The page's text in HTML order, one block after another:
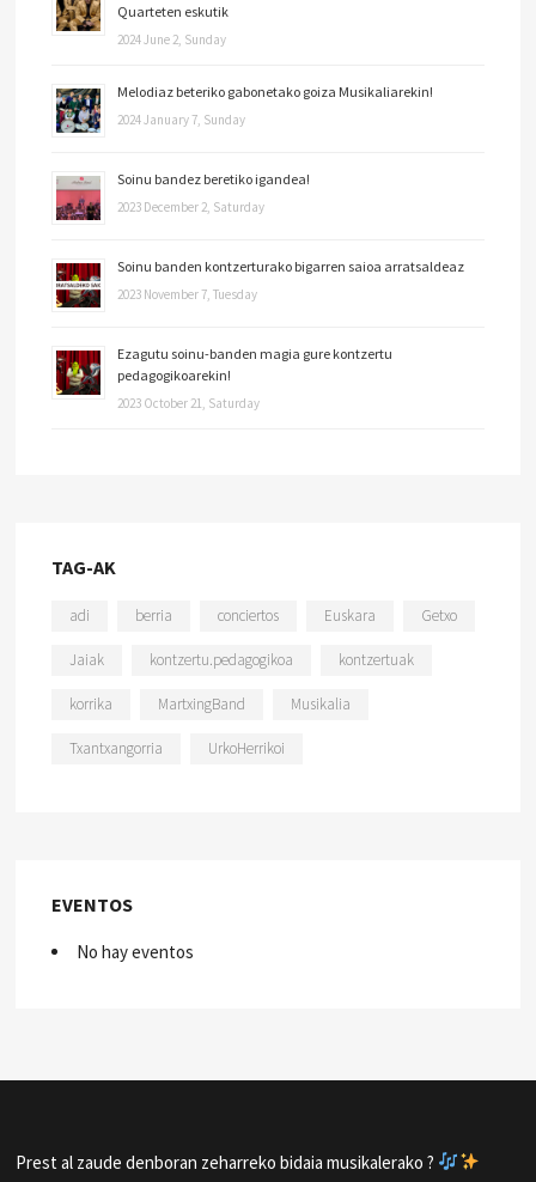
Quarteten eskutik
2024 June 2, Sunday
Melodiaz beteriko gabonetako goiza Musikaliarekin!
2024 January 7, Sunday
Soinu bandez beretiko igandea!
2023 December 2, Saturday
Soinu banden kontzerturako bigarren saioa arratsaldeaz
2023 November 7, Tuesday
Ezagutu soinu-banden magia gure kontzertu
pedagogikoarekin!
2023 October 21, Saturday
TAG-AK
adi berria conciertos Euskara Getxo
Jaiak kontzertu.pedagogikoa kontzertuak
korrika MartxingBand Musikalia
Txantxangorria UrkoHerrikoi
EVENTOS
No hay eventos
Prest al zaude denboran zeharreko bidaia musikalerako ?